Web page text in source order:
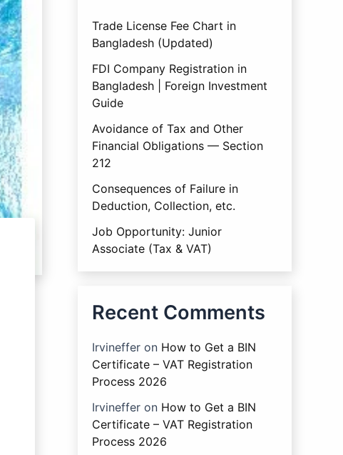
Trade License Fee Chart in
Bangladesh (Updated)
FDI Company Registration in
Bangladesh | Foreign Investment
Guide
Avoidance of Tax and Other
Financial Obligations — Section
212
Consequences of Failure in
Deduction, Collection, etc.
Job Opportunity: Junior
Associate (Tax & VAT)
Recent Comments
Irvineffer on How to Get a BIN
Certificate – VAT Registration
Process 2026
Irvineffer on How to Get a BIN
Certificate – VAT Registration
Process 2026